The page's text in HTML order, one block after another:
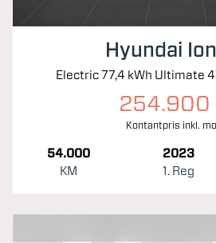
Hyundai
Electric 77,4 kWh Ultimate
254.900
Kontantpris inkl.
54.000
KM
2023
1. Reg